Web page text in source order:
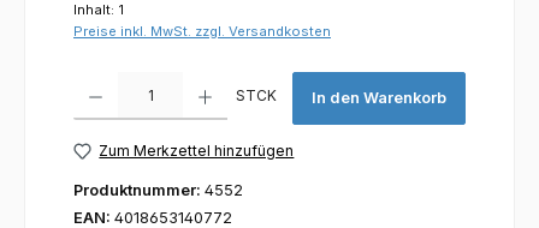
Inhalt: 1
Preise inkl. MwSt. zzgl. Versandkosten
STCK In den Warenkorb
Zum Merkzettel hinzufügen
Produktnummer: 4552
EAN: 4018653140772